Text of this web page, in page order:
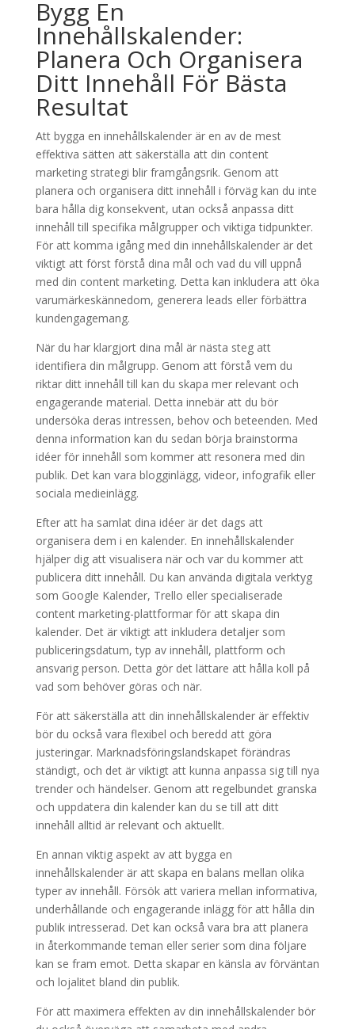
Bygg En
Innehållskalender:
Planera Och Organisera
Ditt Innehåll För Bästa
Resultat
Att bygga en innehållskalender är en av de mest
effektiva sätten att säkerställa att din content
marketing strategi blir framgångsrik. Genom att
planera och organisera ditt innehåll i förväg kan du inte
bara hålla dig konsekvent, utan också anpassa ditt
innehåll till specifika målgrupper och viktiga tidpunkter.
För att komma igång med din innehållskalender är det
viktigt att först förstå dina mål och vad du vill uppnå
med din content marketing. Detta kan inkludera att öka
varumärkeskännedom, generera leads eller förbättra
kundengagemang.
När du har klargjort dina mål är nästa steg att
identifiera din målgrupp. Genom att förstå vem du
riktar ditt innehåll till kan du skapa mer relevant och
engagerande material. Detta innebär att du bör
undersöka deras intressen, behov och beteenden. Med
denna information kan du sedan börja brainstorma
idéer för innehåll som kommer att resonera med din
publik. Det kan vara blogginlägg, videor, infografik eller
sociala medieinlägg.
Efter att ha samlat dina idéer är det dags att
organisera dem i en kalender. En innehållskalender
hjälper dig att visualisera när och var du kommer att
publicera ditt innehåll. Du kan använda digitala verktyg
som Google Kalender, Trello eller specialiserade
content marketing-plattformar för att skapa din
kalender. Det är viktigt att inkludera detaljer som
publiceringsdatum, typ av innehåll, plattform och
ansvarig person. Detta gör det lättare att hålla koll på
vad som behöver göras och när.
För att säkerställa att din innehållskalender är effektiv
bör du också vara flexibel och beredd att göra
justeringar. Marknadsföringslandskapet förändras
ständigt, och det är viktigt att kunna anpassa sig till nya
trender och händelser. Genom att regelbundet granska
och uppdatera din kalender kan du se till att ditt
innehåll alltid är relevant och aktuellt.
En annan viktig aspekt av att bygga en
innehållskalender är att skapa en balans mellan olika
typer av innehåll. Försök att variera mellan informativa,
underhållande och engagerande inlägg för att hålla din
publik intresserad. Det kan också vara bra att planera
in återkommande teman eller serier som dina följare
kan se fram emot. Detta skapar en känsla av förväntan
och lojalitet bland din publik.
För att maximera effekten av din innehållskalender bör